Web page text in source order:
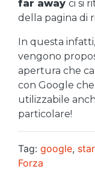
far away ci si
della pagina di
In questa
vengono
apertura che
con Google
utilizzabile
particolare!
Tag: google,
Forza